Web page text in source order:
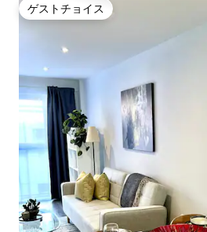
ゲストチョイス
ゲストチョイス